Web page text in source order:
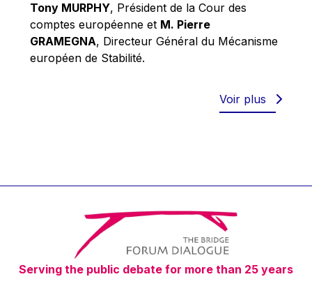
Richard Pelly
Robert Goebbels
Robert REYNDERS
Timothy Radcliffe
Vaclav Klaus
Vassilios Skouris
Vítor Manuel da Silva Caldeira
Viviane Reding
Tony MURPHY, Président de la Cour des
comptes européenne et M. Pierre
GRAMEGNA, Directeur Général du Mécanisme
européen de Stabilité.
Voir plus
Serving the public debate for more than 25 years